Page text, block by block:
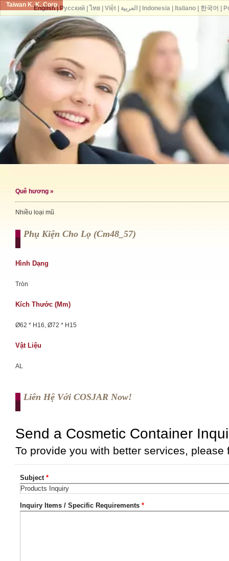
Taiwan K. K. Corp.
Quê hương »
Nhiều loại mũ
Phụ Kiện Cho Lọ (cm48_57)
Hình Dạng
Tròn
Kích Thước (mm)
Ø62 * H16, Ø72 * H15
Vật Liệu
AL
Liên Hệ Với COSJAR Now!
English| Русский| ไทย| Việt| العربية Indonesia| Italiano| 한국어